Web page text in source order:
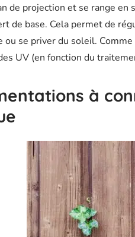
de projection et se range en
de base. Cela permet de
ou se priver du soleil.
UV (en fonction du
à